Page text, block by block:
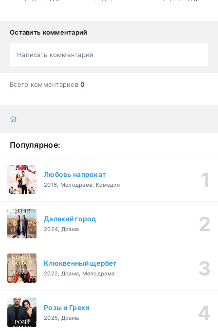
Оставить комментарий
Написать комментарий
Всего комментариев0
Популярное:
Любовь напрокат
2016, Мелодрама, Комедия
Далекий город
2024, Драма
Клюквенный щербет
2022, Драма, Мелодрама
Розы и Грехи
2025, Драма